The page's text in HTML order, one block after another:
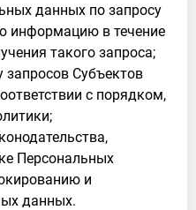
данных по запросу
информацию в течение
такого запроса;
запросов Субъектов
с порядком,
Персональных
и
данных.